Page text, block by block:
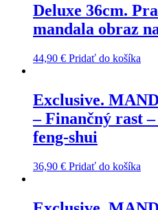
Deluxe 36cm.
mandala obraz
44,90 € Pridať do košíka
Exclusive.
– Finančný rast
feng-shui
36,90 € Pridať do košíka